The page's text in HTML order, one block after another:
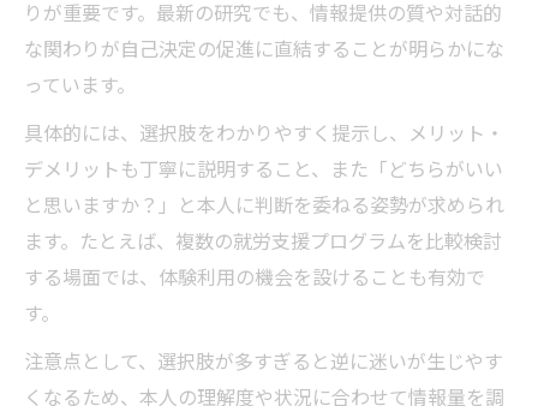
りが重要です。最新の研究でも、情報提供の質や対話的
な関わりが自己決定の促進に直結することが明らかにな
っています。
具体的には、選択肢をわかりやすく提示し、メリット・
デメリットも丁寧に説明すること、また「どちらがいい
と思いますか？」と本人に判断を委ねる姿勢が求められ
ます。たとえば、複数の就労支援プログラムを比較検討
する場面では、体験利用の機会を設けることも有効で
す。
注意点として、選択肢が多すぎると逆に迷いが生じやす
くなるため、本人の理解度や状況に合わせて情報量を調